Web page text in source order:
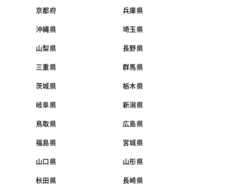
京都府 兵庫県
沖縄県 埼玉県
山梨県 長野県
三重県 群馬県
茨城県 栃木県
岐阜県 新潟県
鳥取県 広島県
福島県 宮城県
山口県 山形県
秋田県 長崎県